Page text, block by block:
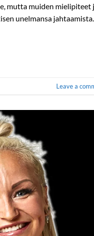
mutta muiden mielipiteet
unelmansa jahtaamista.
Leave a